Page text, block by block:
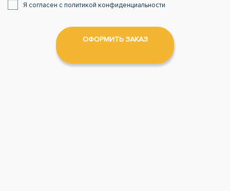
Я согласен с политикой конфиденциальности
ОФОРМИТЬ ЗАКАЗ